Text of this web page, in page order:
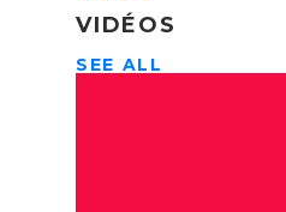
VIDÉOS
SEE ALL